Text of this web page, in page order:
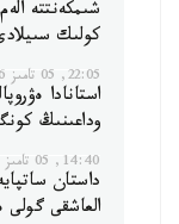
شىمكەنتتە
كولىك
22:05, 05 تامىز 2026
استانادا
وداعىنىڭ
14:40, 05 تامىز 2026
داستان
العاشقى